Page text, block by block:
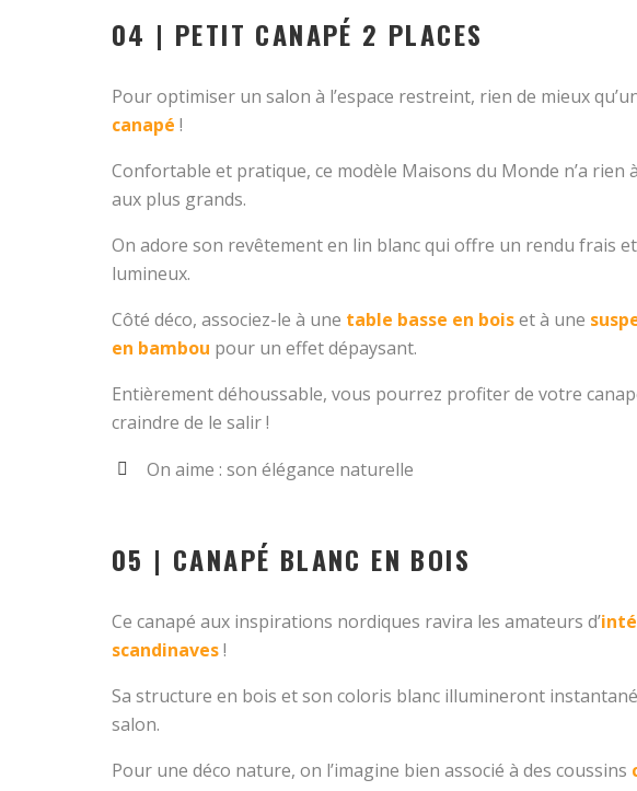
04 | PETIT CANAPÉ 2 PLACES
Pour optimiser un salon à l’espace restreint, rien de mieux
canapé !
Confortable et pratique, ce modèle Maisons du Monde n’a rien
aux plus grands.
On adore son revêtement en lin blanc qui offre un rendu frais et
lumineux.
Côté déco, associez-le à une table basse en boiset à une
en bambou pour un effet dépaysant.
Entièrement déhoussable, vous pourrez profiter de votre
craindre de le salir !
On aime : son élégance naturelle
05 | CANAPÉ BLANC EN BOIS
Ce canapé aux inspirations nordiques ravira les amateurs d’
scandinaves!
Sa structure en bois et son coloris blanc illumineront
salon.
Pour une déco nature, on l’imagine bien associé à des coussins